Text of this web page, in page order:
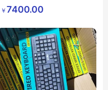
￥ 7400.00